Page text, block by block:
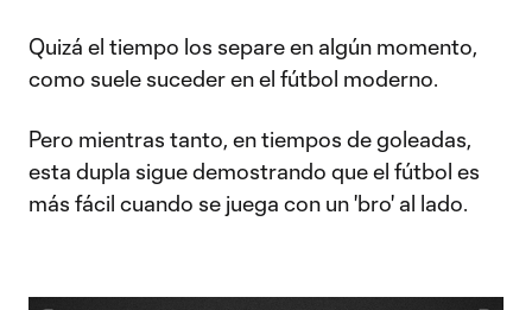
Video
Quizá el tiempo los separe en algún momento,
como suele suceder en el fútbol moderno.
Pero mientras tanto, en tiempos de goleadas,
esta dupla sigue demostrando que el fútbol es
más fácil cuando se juega con un 'bro' al lado.